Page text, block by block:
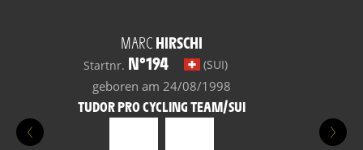
MARC HIRSCHI
Startnr. N°194 (SUI)
geboren am 24/08/1998
TUDOR PRO CYCLING TEAM/SUI